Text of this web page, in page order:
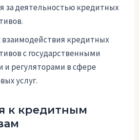
за деятельностью кредитных
кредитных
с государственными
и регуляторами в сфере
услуг.
к кредитным